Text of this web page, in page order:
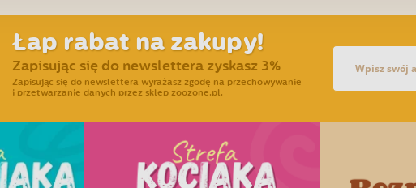
Łap rabat na zakupy!
Zapisując się do newslettera zyskasz 3%
Zapisując się do newslettera wyrażasz zgodę na przechowywanie
i przetwarzanie danych przez sklep zoozone.pl.